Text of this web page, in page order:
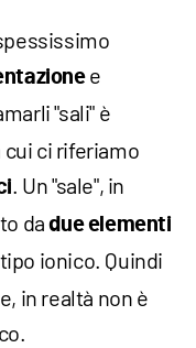
e
"sali" è
ci riferiamo
. Un "sale", in
dadue elementi
ionico. Quindi
in realtà non è